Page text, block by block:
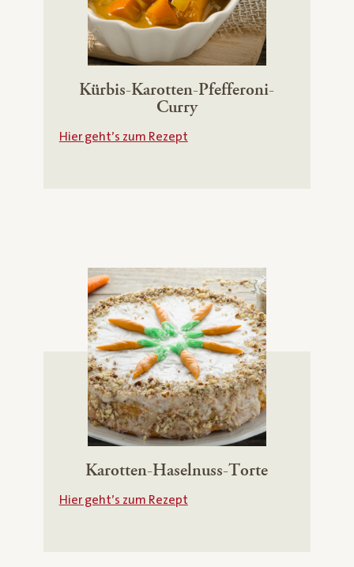
Kürbis-Karotten-Pfefferoni-
Curry
Hier geht’s zum Rezept
Karotten-Haselnuss-Torte
Hier geht’s zum Rezept